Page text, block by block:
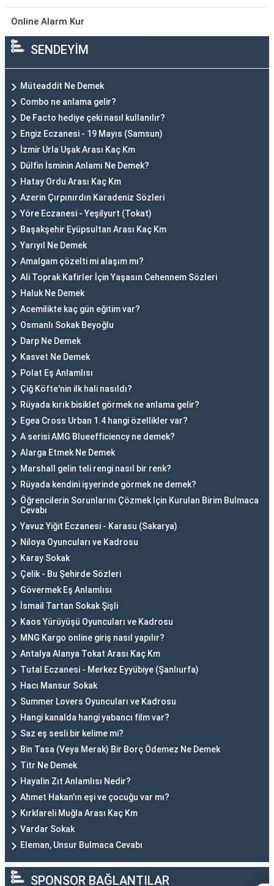
Online Alarm Kur
SENDEYİM
Müteaddit Ne Demek
Combo ne anlama gelir?
De Facto hediye çeki nasıl kullanılır?
Engiz Eczanesi - 19 Mayıs (Samsun)
İzmir Urla Uşak Arası Kaç Km
Dülfin İsminin Anlamı Ne Demek?
Hatay Ordu Arası Kaç Km
Azerin Çırpınırdın Karadeniz Sözleri
Yöre Eczanesi - Yeşilyurt (Tokat)
Başakşehir Eyüpsultan Arası Kaç Km
Yarıyıl Ne Demek
Amalgam çözelti mi alaşım mı?
Ali Toprak Kafirler İçin Yaşasın Cehennem Sözleri
Haluk Ne Demek
Acemilikte kaç gün eğitim var?
Osmanlı Sokak Beyoğlu
Darp Ne Demek
Kasvet Ne Demek
Polat Eş Anlamlısı
Çiğ Köfte'nin ilk hali nasıldı?
Rüyada kırık bisiklet görmek ne anlama gelir?
Egea Cross Urban 1.4 hangi özellikler var?
A serisi AMG Blueefficiency ne demek?
Alarga Etmek Ne Demek
Marshall gelin teli rengi nasıl bir renk?
Rüyada kendini işyerinde görmek ne demek?
Öğrencilerin Sorunlarını Çözmek Için Kurulan Birim Bulmaca
Cevabı
Yavuz Yiğit Eczanesi - Karasu (Sakarya)
Niloya Oyuncuları ve Kadrosu
Karay Sokak
Çelik - Bu Şehirde Sözleri
Gövermek Eş Anlamlısı
İsmail Tartan Sokak Şişli
Kaos Yürüyüşü Oyuncuları ve Kadrosu
MNG Kargo online giriş nasıl yapılır?
Antalya Alanya Tokat Arası Kaç Km
Tutal Eczanesi - Merkez Eyyübiye (Şanlıurfa)
Hacı Mansur Sokak
Summer Lovers Oyuncuları ve Kadrosu
Hangi kanalda hangi yabancı film var?
Saz eş sesli bir kelime mi?
Bin Tasa (Veya Merak) Bir Borç Ödemez Ne Demek
Titr Ne Demek
Hayalin Zıt Anlamlısı Nedir?
Ahmet Hakan'ın eşi ve çocuğu var mı?
Kırklareli Muğla Arası Kaç Km
Vardar Sokak
Eleman, Unsur Bulmaca Cevabı
SPONSOR BAĞLANTILAR